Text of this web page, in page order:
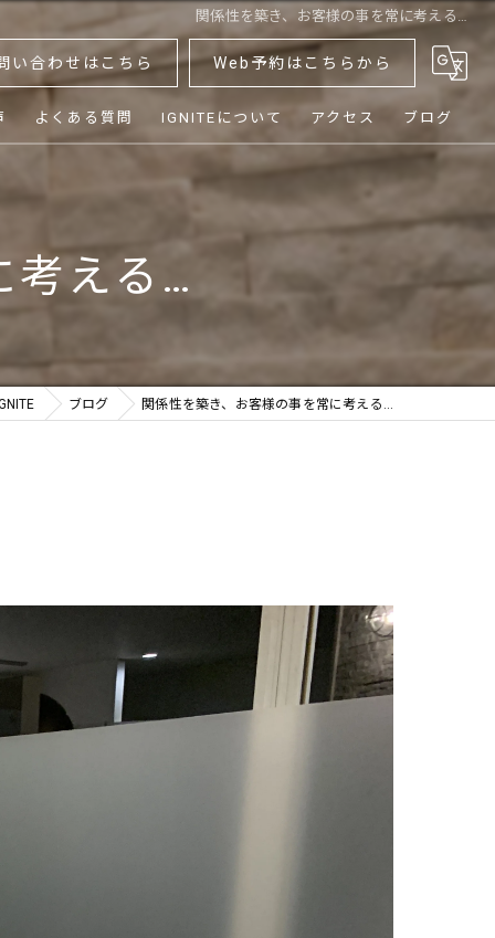
関係性を築き、お客様の事を常に考える…
い合わせはこちら Web予約はこちらから
よくある質問 IGNITEについて
ダイエット
ボディメイク
健康
体験
アクセス ブログ
考える…
ブログ 関係性を築き、お客様の事を常に考える…